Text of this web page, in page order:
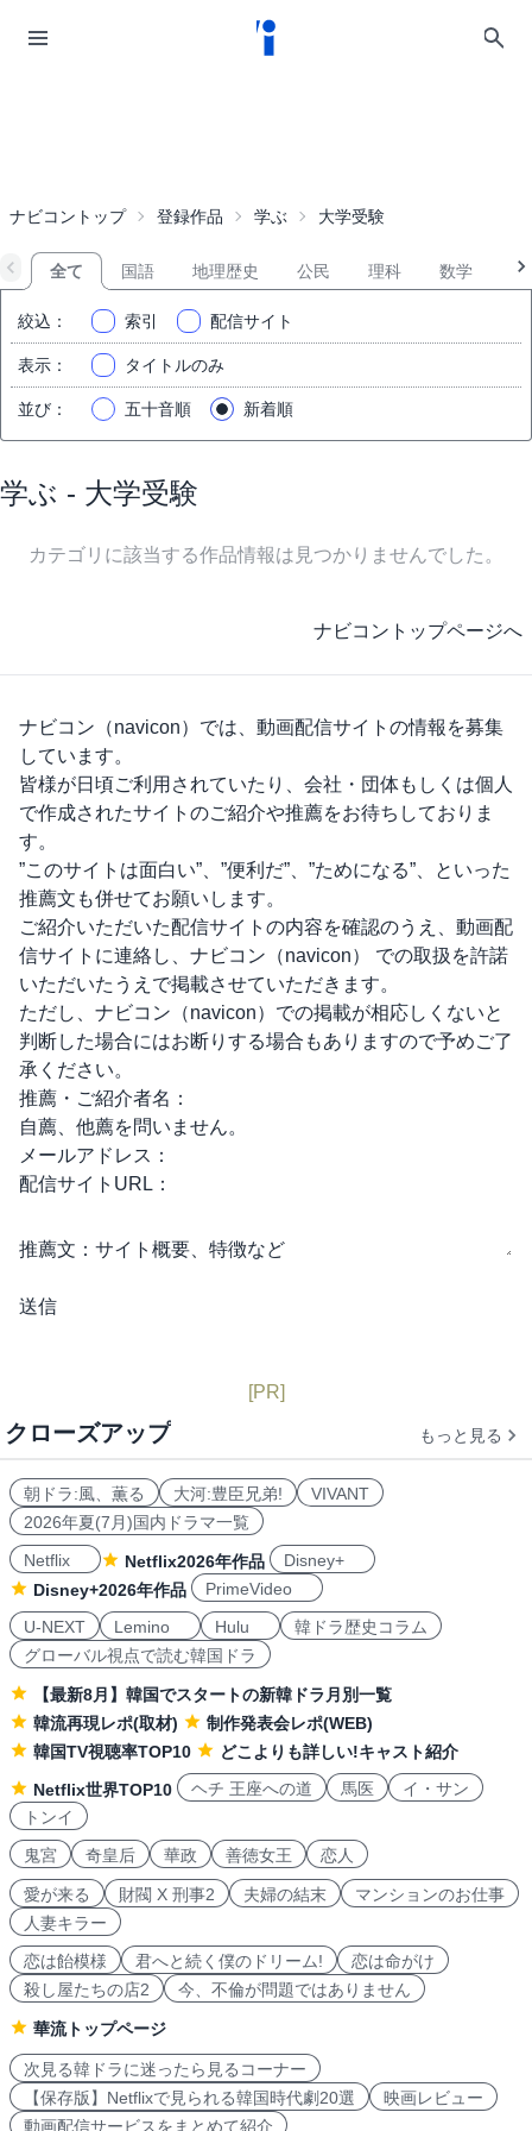
ナビコントップ 登録作品 学ぶ 大学受験
全て 国語 地理歴史 公民 理科 数学
絞込 ： 索引 配信サイト
表示 ： タイトルのみ
並び ： 五十音順 新着順
学ぶ - 大学受験
カテゴリに該当する作品情報は見つかりませんでした。
ナビコントップページへ
ナビコン（navicon） では、動画配信サイトの情報を募集
しています。
皆様が日頃ご利用されていたり、会社・団体もしくは個人
で作成されたサイトのご紹介や推薦をお待ちしておりま
す。
”このサイトは面白い”、”便利だ”、”ためになる”、といった
推薦文も併せてお願いします。
ご紹介いただいた配信サイトの内容を確認のうえ、動画配
信サイトに連絡し、 ナビコン（navicon）
での取扱を許諾
いただいたうえで掲載させていただきます。
ただし、 ナビコン（navicon） での掲載が相応しくないと
判断した場合にはお断りする場合もありますので予めご了
承ください。
推薦・ご紹介者名：
自薦、他薦を問いません。
メールアドレス：
配信サイトURL：
推薦文： サイト概要、特徴など
[PR]
クローズアップ もっと見る
朝ドラ:風、薫る 大河:豊臣兄弟!
VIVANT
2026年夏(7月)国内ドラマ一覧
Netflix
Netflix2026年作品
Disney+
Disney+2026年作品
PrimeVideo
U-NEXT
Lemino Hulu
韓ドラ歴史コラム
グローバル視点で読む韓国ドラ
【最新8月】韓国でスタートの新韓ドラ月別一覧
韓流再現レポ(取材)
制作発表会レポ(WEB)
韓国TV視聴率TOP10
どこよりも詳しい!キャスト紹介
Netflix世界TOP10
ヘチ 王座への道 馬医
イ・サン
トンイ
鬼宮
奇皇后 華政 善徳女王 恋人
愛が来る 財閥 X 刑事2 夫婦の結末
マンションのお仕事
人妻キラー
恋は飴模様
君へと続く僕のドリーム!
恋は命がけ
殺し屋たちの店2
今、不倫が問題ではありません
華流トップページ
次見る韓ドラに迷ったら見るコーナー
【保存版】Netflixで見られる韓国時代劇20選
映画レビュー
動画配信サービスをまとめて紹介